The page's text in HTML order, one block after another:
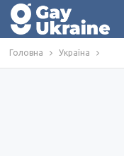
Головна Україна